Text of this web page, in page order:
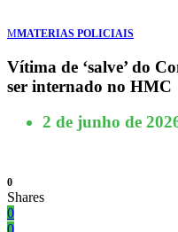
MMATERIAS POLICIAIS
Vítima de ‘salve’ do
ser internado no HMC
2 de junho de
0
Shares
0